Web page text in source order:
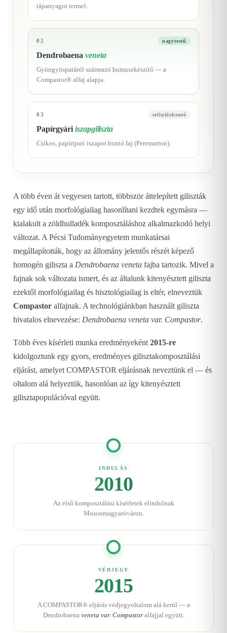
tápanyagot termel.
02 nagytestű
Dendrobaenaveneta
Gyöngyöspatáról származó humuszkészítő — a
Compastor® alfaj alapja.
03 cellulózbontó
Papírgyáriiszapgiliszta
Csíkos, papíripari iszapot bontó faj (Peremarton).
A több éven át vegyesen tartott, többször áttelepített giliszták
egy idő után morfológiailag hasonlítani kezdtek egymásra —
kialakult a zöldhulladék komposztáláshoz alkalmazkodó helyi
változat. A Pécsi Tudományegyetem munkatársai
megállapították, hogy az állomány jelentős részét képező
homogén giliszta a Dendrobaena veneta fajba tartozik. Mivel a
fajnak sok változata ismert, és az általunk kitenyésztett giliszta
ezektől morfológiailag és hisztológiailag is eltér, elneveztük
Compastor alfajnak. A technológiánkban használt giliszta
hivatalos elnevezése: Dendrobaena veneta var. Compastor.
Több éves kísérleti munka eredményeként 2015-re
kidolgoztunk egy gyors, eredményes gilisztakomposztálási
eljárást, amelyet COMPASTOR eljárásnak neveztünk el — és
oltalom alá helyeztük, hasonlóan az így kitenyésztett
gilisztapopulációval együtt.
INDULÁS
2010
Az első komposztálási kísérletek elindulnak
Mosonmagyaróváron.
VÉDJEGY
2015
A COMPASTOR® eljárás védjegyoltalom alá kerül — a
Dendrobaena veneta var. Compastoralfajjal együtt.